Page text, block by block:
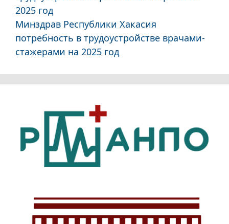
2025 год
Минздрав Республики Хакасия
потребность в трудоустройстве врачами-
стажерами на 2025 год